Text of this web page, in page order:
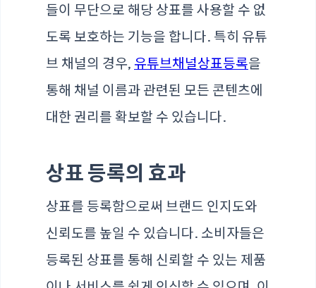
들이 무단으로 해당 상표를 사용할 수 없
도록 보호하는 기능을 합니다. 특히 유튜
브 채널의 경우, 유튜브채널상표등록을
통해 채널 이름과 관련된 모든 콘텐츠에
대한 권리를 확보할 수 있습니다.
상표 등록의 효과
상표를 등록함으로써 브랜드 인지도와
신뢰도를 높일 수 있습니다. 소비자들은
등록된 상표를 통해 신뢰할 수 있는 제품